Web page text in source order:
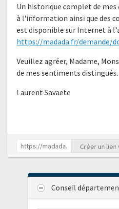
Un historique complet de mes
à l'information ainsi que des
est disponible sur Internet à
https://madada.fr/demande/
Veuillez agréer, Madame,
de mes sentiments distingués.
Laurent Savaete
Créer un lien
Conseil